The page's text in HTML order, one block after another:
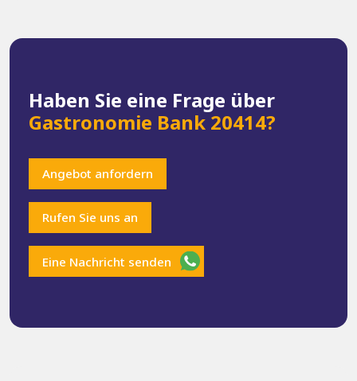
Haben Sie eine Frage über
Gastronomie Bank 20414?
Angebot anfordern
Rufen Sie uns an
Eine Nachricht senden